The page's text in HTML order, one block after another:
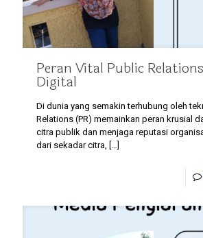
Peran Vital Public
Digital
Di dunia yang semakin terhubung oleh
Relations (PR) memainkan peran krusial
citra publik dan menjaga reputasi
dari sekadar citra, […]